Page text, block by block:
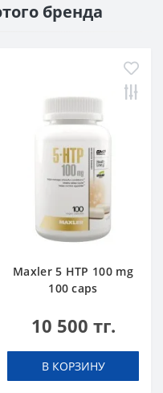
бренда
Maxler 5 HTP 100 mg
100 caps
10 500 тг.
В КОРЗИНУ